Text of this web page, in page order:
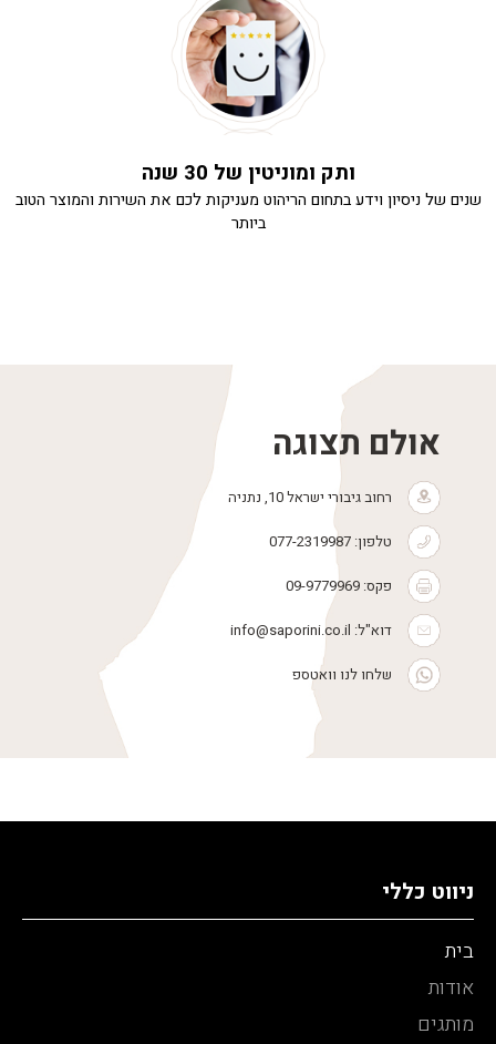
ותק ומוניטין של 30 שנה
שנים של ניסיון וידע בתחום הריהוט מעניקות לכם את השירות והמוצר הטוב
ביותר
אולם תצוגה
רחוב גיבורי ישראל 10, נתניה
טלפון: 077-2319987
פקס: 09-9779969
דוא"ל: info@saporini.co.il
שלחו לנו וואטספ
ניווט כללי
בית
אודות
מותגים